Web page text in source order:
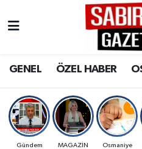
GENEL ÖZEL HABER
Gündem MAGAZİN Osmaniye
OSMANİYE
MAGAZİN
Osmaniye Nöbetçi
Osmaniye Trafik
Süper Lig Puan